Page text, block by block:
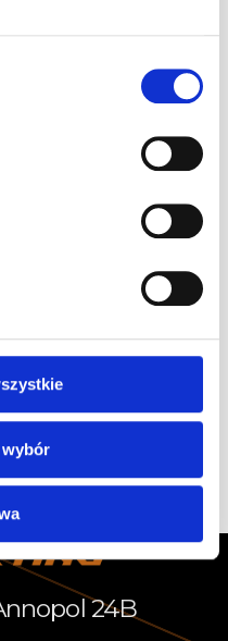
2.12.2018, godz.
Szkoły
I) 8 min. trening II) 8
IV) Wyścig finałowy dla
Next page
24B